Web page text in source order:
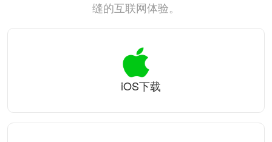
缝的互联网体验。
iOS下载